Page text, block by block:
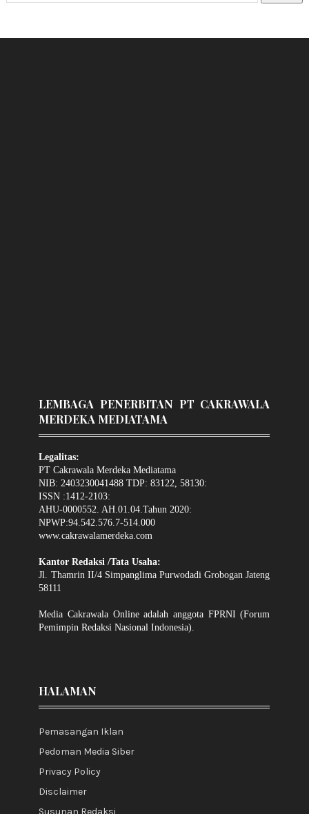
LEMBAGA PENERBITAN PT CAKRAWALA
MERDEKA MEDIATAMA
Legalitas:
PT Cakrawala Merdeka Mediatama
NIB: 2403230041488 TDP: 83122, 58130:
ISSN :1412-2103:
AHU-0000552. AH.01.04.Tahun 2020:
NPWP:94.542.576.7-514.000
www.cakrawalamerdeka.com
Kantor Redaksi /Tata Usaha:
Jl. Thamrin II/4 Simpanglima Purwodadi Grobogan Jateng
58111
Media Cakrawala Online adalah anggota FPRNI (Forum
Pemimpin Redaksi Nasional Indonesia).
HALAMAN
Pemasangan Iklan
Pedoman Media Siber
Privacy Policy
Disclaimer